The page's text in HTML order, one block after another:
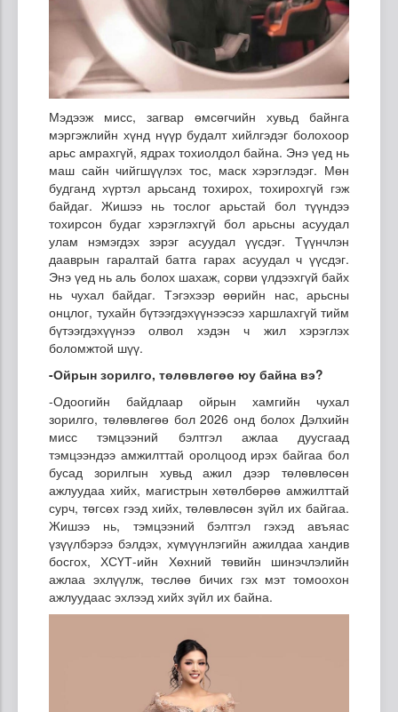
Мэдээж мисс, загвар өмсөгчийн хувьд байнга
мэргэжлийн хүнд нүүр будалт хийлгэдэг болохоор
арьс амрахгүй, ядрах тохиолдол байна. Энэ үед нь
маш сайн чийгшүүлэх тос, маск хэрэглэдэг. Мөн
будганд хүртэл арьсанд тохирох, тохирохгүй гэж
байдаг. Жишээ нь тослог арьстай бол түүндээ
тохирсон будаг хэрэглэхгүй бол арьсны асуудал
улам нэмэгдэх зэрэг асуудал үүсдэг. Түүнчлэн
дааврын гаралтай батга гарах асуудал ч үүсдэг.
Энэ үед нь аль болох шахаж, сорви үлдээхгүй байх
нь чухал байдаг. Тэгэхээр өөрийн нас, арьсны
онцлог, тухайн бүтээгдэхүүнээсээ харшлахгүй тийм
бүтээгдэхүүнээ олвол хэдэн ч жил хэрэглэх
боломжтой шүү.
-Ойрын зорилго, төлөвлөгөө юу байна вэ?
-Одоогийн байдлаар ойрын хамгийн чухал
зорилго, төлөвлөгөө бол 2026 онд болох Дэлхийн
мисс тэмцээний бэлтгэл ажлаа дуусгаад
тэмцээндээ амжилттай оролцоод ирэх байгаа бол
бусад зорилгын хувьд ажил дээр төлөвлөсөн
ажлуудаа хийх, магистрын хөтөлбөрөө амжилттай
сурч, төгсөх гээд хийх, төлөвлөсөн зүйл их байгаа.
Жишээ нь, тэмцээний бэлтгэл гэхэд авъяас
үзүүлбэрээ бэлдэх, хүмүүнлэгийн ажилдаа хандив
босгох, ХСҮТ-ийн Хөхний төвийн шинэчлэлийн
ажлаа эхлүүлж, төслөө бичих гэх мэт томоохон
ажлуудаас эхлээд хийх зүйл их байна.